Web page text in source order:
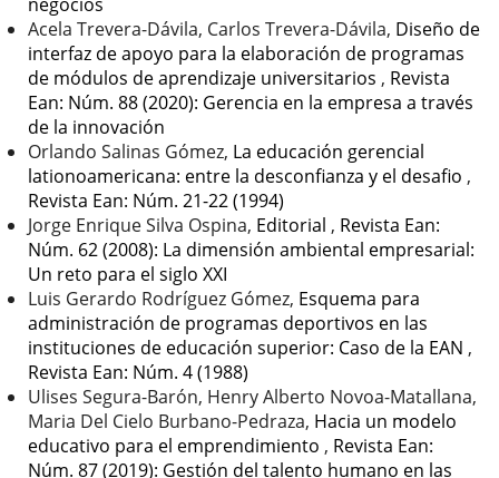
Acela Trevera-Dávila, Carlos Trevera-Dávila, Diseño de
interfaz de apoyo para la elaboración de programas
de módulos de aprendizaje universitarios , Revista
Ean: Núm. 88 (2020): Gerencia en la empresa a través
de la innovación
Orlando Salinas Gómez, La educación gerencial
lationoamericana: entre la desconfianza y el desafio ,
Revista Ean: Núm. 21-22 (1994)
Jorge Enrique Silva Ospina, Editorial , Revista Ean:
Núm. 62 (2008): La dimensión ambiental empresarial:
Un reto para el siglo XXI
Luis Gerardo Rodríguez Gómez, Esquema para
administración de programas deportivos en las
instituciones de educación superior: Caso de la EAN ,
Revista Ean: Núm. 4 (1988)
Ulises Segura-Barón, Henry Alberto Novoa-Matallana,
Maria Del Cielo Burbano-Pedraza, Hacia un modelo
educativo para el emprendimiento , Revista Ean:
Núm. 87 (2019): Gestión del talento humano en las